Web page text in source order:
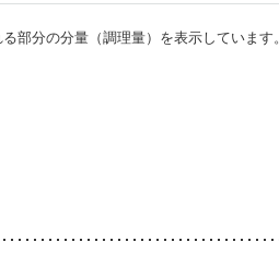
部分の分量（調理量）を表示しています。